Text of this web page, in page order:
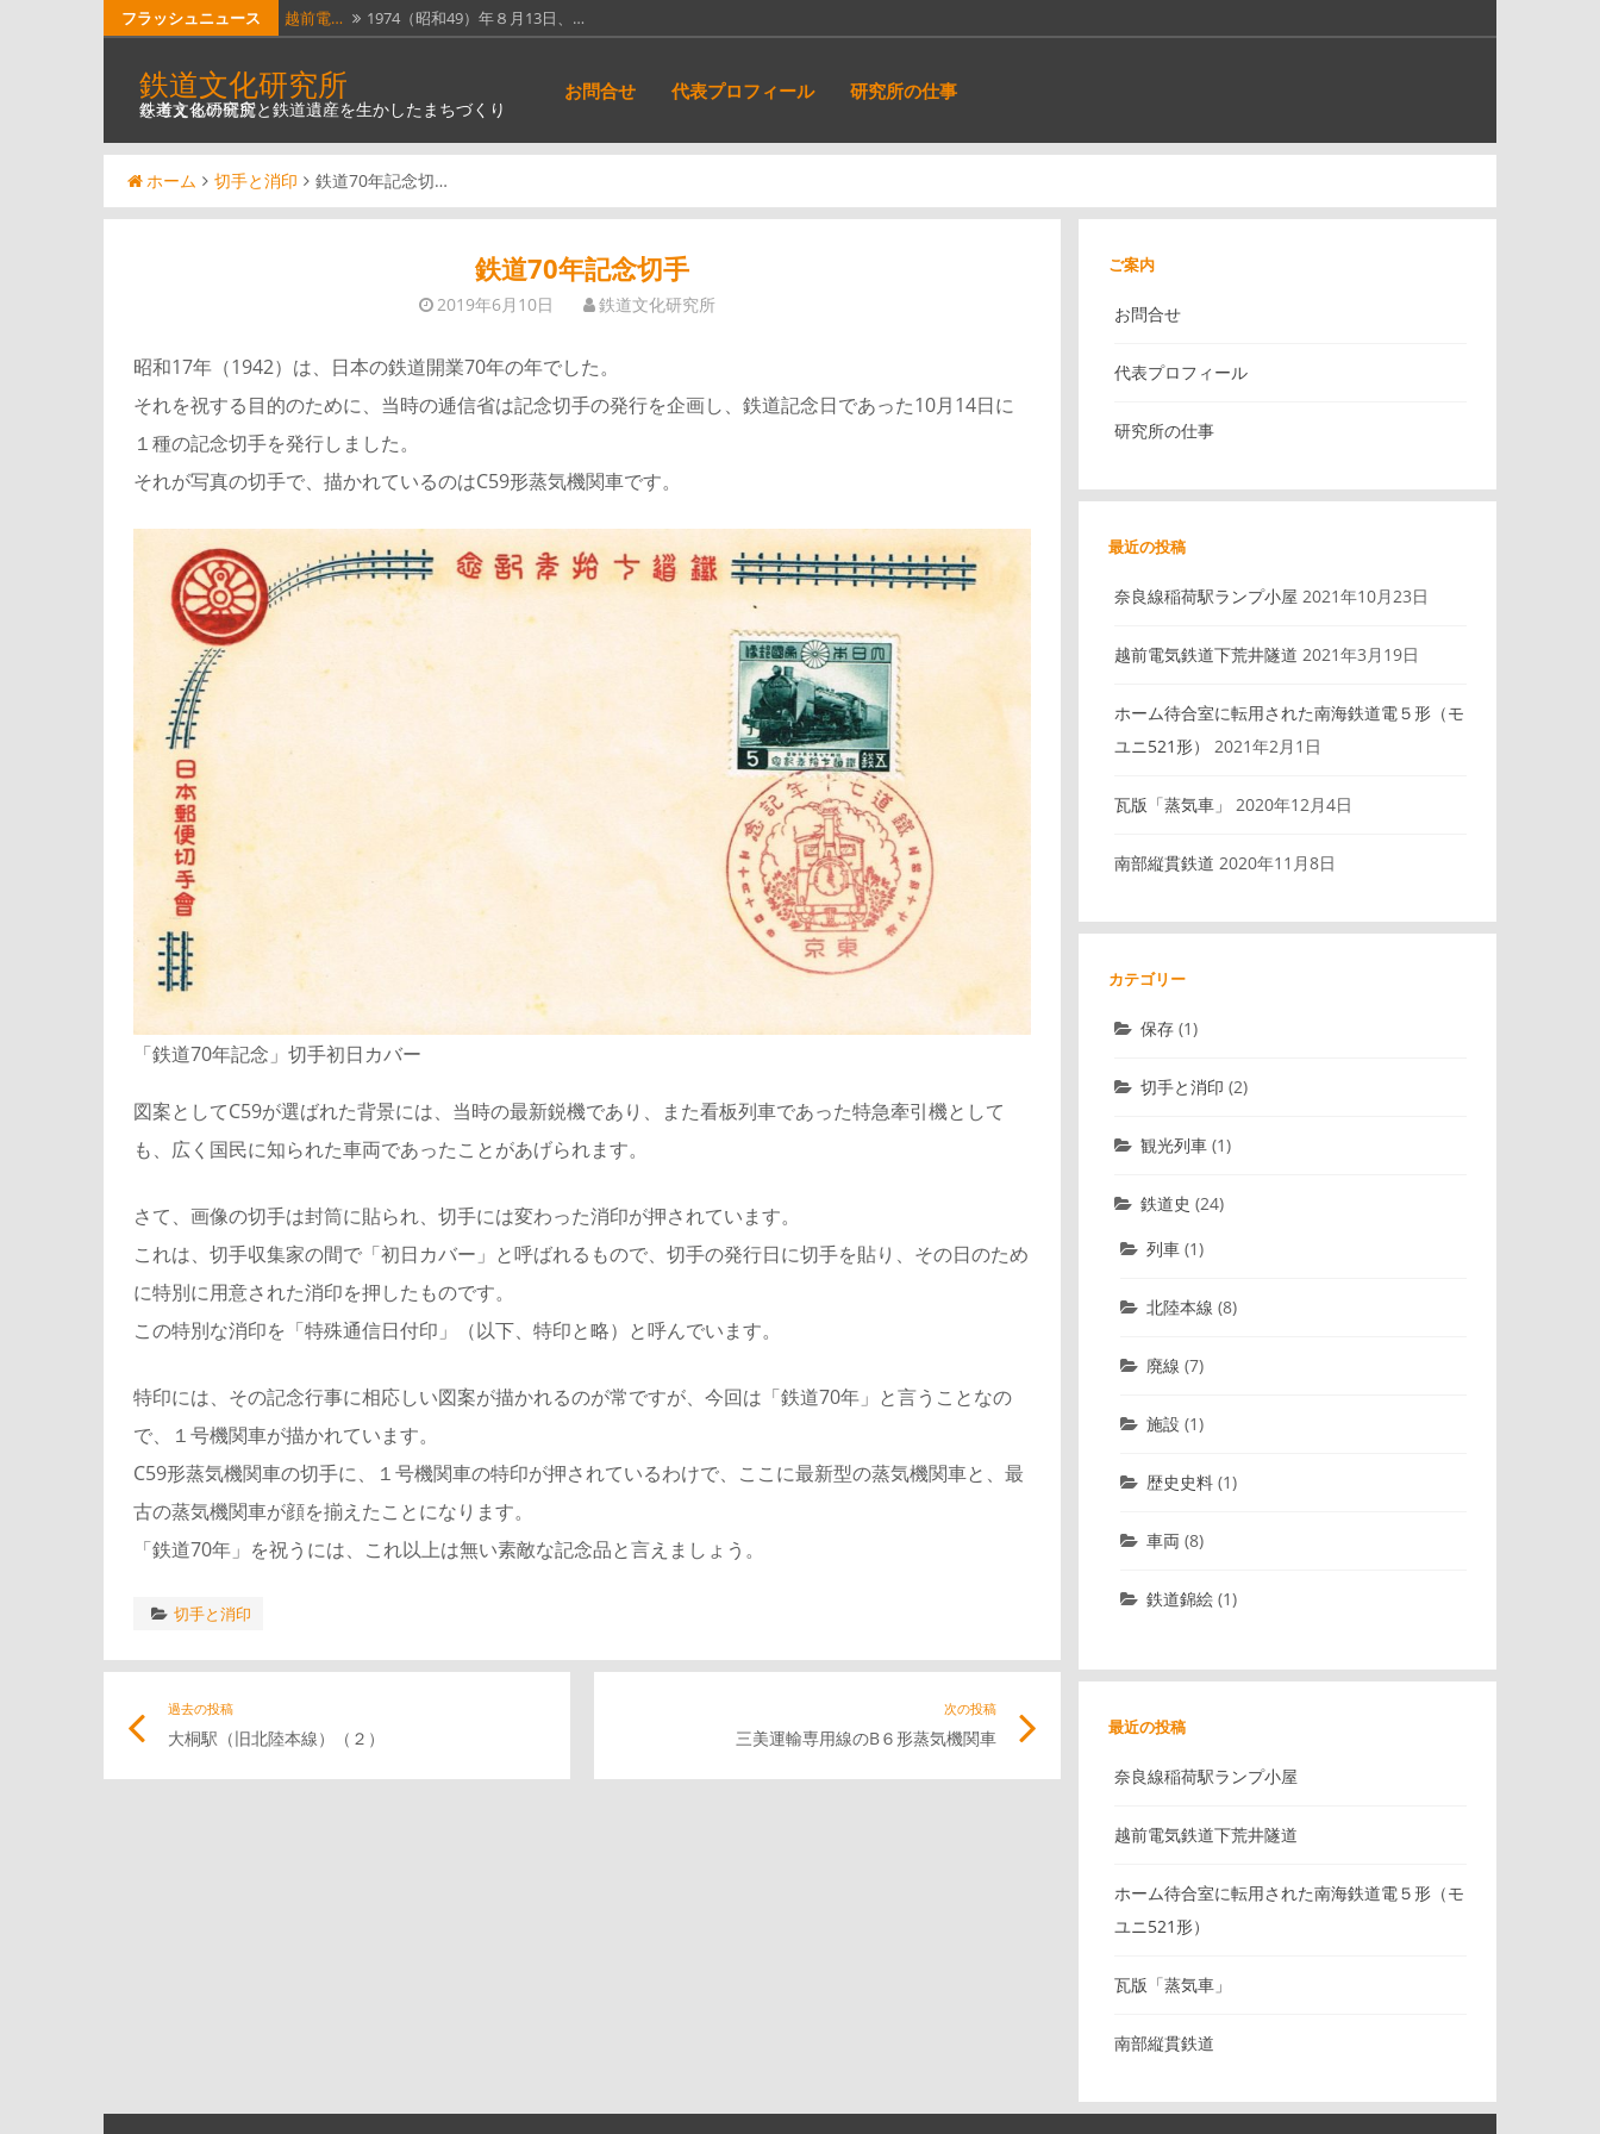
ツ
ス
フラッシュニュース 越前電… 1974（昭和49）年８月13日、…
ホーム…
瓦版「… 明治５年（1872）６月12日（旧…
南部縦… 南部縦貫鉄道。なんとも壮大な名称で…
奈良線… JR西日本奈良線稲荷駅は、明治12…
鉄道文化研究所
鉄道文化の研究と鉄道遺産を生かしたまちづくりを考える研究所
お問合せ 代表プロフィール 研究所の仕事
ホーム 切手と消印 鉄道70年記念切…
鉄道70年記念切手
2019年6月10日 鉄道文化研究所
昭和17年（1942）は、日本の鉄道開業70年の年でした。
それを祝する目的のために、当時の逓信省は記念切手の発行を企画し、鉄道記念日であった10月14日に
１種の記念切手を発行しました。
それが写真の切手で、描かれているのはC59形蒸気機関車です。
「鉄道70年記念」切手初日カバー
図案としてC59が選ばれた背景には、当時の最新鋭機であり、また看板列車であった特急牽引機として
も、広く国民に知られた車両であったことがあげられます。
さて、画像の切手は封筒に貼られ、切手には変わった消印が押されています。
これは、切手収集家の間で「初日カバー」と呼ばれるもので、切手の発行日に切手を貼り、その日のため
に特別に用意された消印を押したものです。
この特別な消印を「特殊通信日付印」（以下、特印と略）と呼んでいます。
特印には、その記念行事に相応しい図案が描かれるのが常ですが、今回は「鉄道70年」と言うことなの
で、１号機関車が描かれています。
C59形蒸気機関車の切手に、１号機関車の特印が押されているわけで、ここに最新型の蒸気機関車と、最
古の蒸気機関車が顔を揃えたことになります。
「鉄道70年」を祝うには、これ以上は無い素敵な記念品と言えましょう。
切手と消印
稿
シ
過去の投稿
大桐駅（旧北陸本線）（２）
記
次の投稿
三美運輸専用線のB６形蒸気機関車
記
ご案内
お問合せ
代表プロフィール
研究所の仕事
最近の投稿
奈良線稲荷駅ランプ小屋 2021年10月23日
越前電気鉄道下荒井隧道 2021年3月19日
ホーム待合室に転用された南海鉄道電５形（モ
ユニ521形）
2021年2月1日
瓦版「蒸気車」 2020年12月4日
南部縦貫鉄道 2020年11月8日
カテゴリー
保存 (1)
切手と消印 (2)
観光列車 (1)
鉄道史 (24)
列車 (1)
北陸本線 (8)
廃線 (7)
施設 (1)
歴史史料 (1)
車両 (8)
鉄道錦絵 (1)
最近の投稿
奈良線稲荷駅ランプ小屋
越前電気鉄道下荒井隧道
ホーム待合室に転用された南海鉄道電５形（モ
ユニ521形）
瓦版「蒸気車」
南部縦貫鉄道